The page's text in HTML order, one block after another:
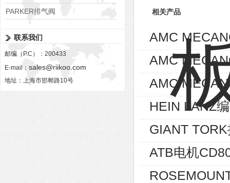
PARKER排气阀
联系我们
邮编（P.C）：200433
E-mail： sales@riikoo.com
地址：上海市邯郸路10号
相关产品
AMC
AMC
AMC
HEIN LANZ
GIANT
ATB电机